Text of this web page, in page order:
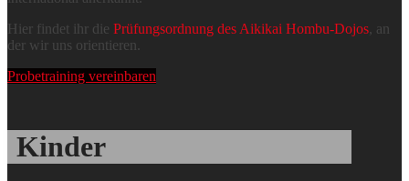
Hier findet ihr die Prüfungsordnung des Aikikai Hombu-Dojos, an
der wir uns orientieren.
Probetraining vereinbaren
Kinder